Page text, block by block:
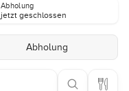
Abholung
jetzt geschlossen
Abholung